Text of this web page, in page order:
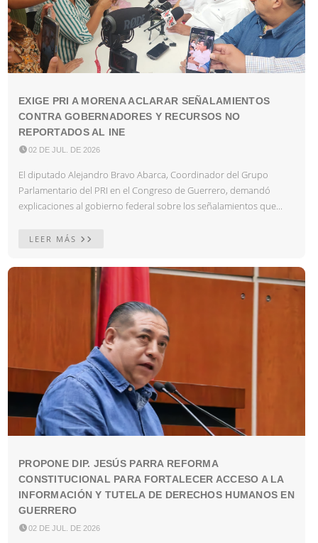
EXIGE PRI A MORENA ACLARAR SEÑALAMIENTOS
CONTRA GOBERNADORES Y RECURSOS NO
REPORTADOS AL INE
02 DE JUL. DE 2026
El diputado Alejandro Bravo Abarca, Coordinador del Grupo
Parlamentario del PRI en el Congreso de Guerrero, demandó
explicaciones al gobierno federal sobre los señalamientos que...
LEER MÁS
PROPONE DIP. JESÚS PARRA REFORMA
CONSTITUCIONAL PARA FORTALECER ACCESO A LA
INFORMACIÓN Y TUTELA DE DERECHOS HUMANOS EN
GUERRERO
02 DE JUL. DE 2026